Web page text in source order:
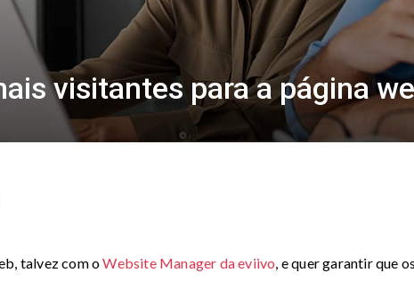
visitantes para a página
talvez com oWebsite Manager da eviivo, e quer garantir que os